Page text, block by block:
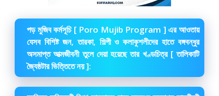
পড় মুজিব কর্মসূচি [ Poro Mujib Program ] এর আওতায়
যেসব বিশিষ্ট জন, তারকা, শিল্পী ও কলাকুশলীদের হাতে বঙ্গবন্ধুর
অসমাপ্ত আত্মজীবনী তুলে দেয়া হয়েছে তার খণ্ডচিত্র [ তালিকাটি
জ্যৈষ্ঠটার ভিত্তিতে নয় ]: